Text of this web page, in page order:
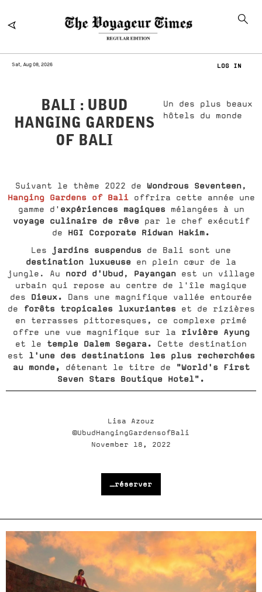
Sat, Aug 08, 2026 LOG IN
BALI : UBUD
HANGING GARDENS
OF BALI
Un des plus beaux
hôtels du monde
Suivant le thème 2022 de Wondrous Seventeen,
Hanging Gardens of Bali
offrira cette année une
gamme d' expériences magiquesmélangées à un
voyage culinaire de rêve
par le chef exécutif
de HGI Corporate Ridwan Hakim.
Les jardins suspendus de Bali sont une
destination luxueuse en plein
cœur de la
jungle. Au nord d'Ubud, Payanganest un village
urbain qui repose au centre de l'île magique
des Dieux.
Dans une magnifique vallée entourée
de
forêts tropicales luxurianteset de rizières
en terrasses pittoresques, ce complexe primé
offre une vue magnifique sur la rivière Ayung
et le temple Dalem Segara.
Cette destination
est l'une des destinations les plus recherchées
au monde, détenant le titre de
"World's First
Seven Stars Boutique Hotel".
Lisa Azouz
©UbudHangingGardensofBali
November 18, 2022
_réserver